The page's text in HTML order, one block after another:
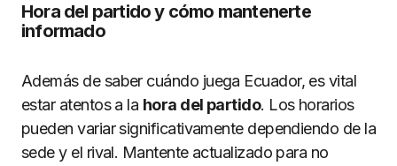
Hora del partido y cómo mantenerte
informado
Además de saber cuándo juega Ecuador, es vital
estar atentos a la hora del partido. Los horarios
pueden variar significativamente dependiendo de la
sede y el rival. Mantente actualizado para no